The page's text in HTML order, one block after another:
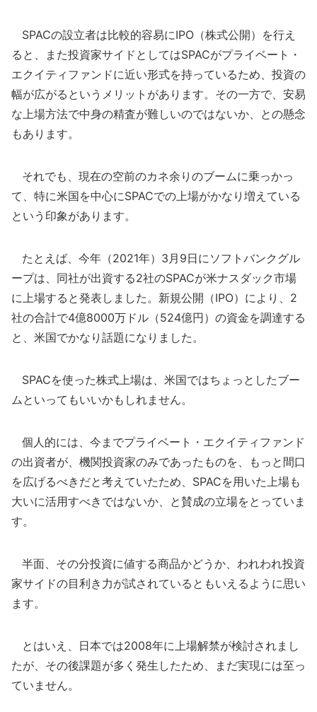
SPACの設立者は比較的容易にIPO（株式公開）を行え
ると、また投資家サイドとしてはSPACがプライベート・
エクイティファンドに近い形式を持っているため、投資の
幅が広がるというメリットがあります。その一方で、安易
な上場方法で中身の精査が難しいのではないか、との懸念
もあります。
それでも、現在の空前のカネ余りのブームに乗っかっ
て、特に米国を中心にSPACでの上場がかなり増えている
という印象があります。
たとえば、今年（2021年）3月9日にソフトバンクグル
ープは、同社が出資する2社のSPACが米ナスダック市場
に上場すると発表しました。新規公開（IPO）により、2
社の合計で4億8000万ドル（524億円）の資金を調達する
と、米国でかなり話題になりました。
SPACを使った株式上場は、米国ではちょっとしたブー
ムといってもいいかもしれません。
個人的には、今までプライベート・エクイティファンド
の出資者が、機関投資家のみであったものを、もっと間口
を広げるべきだと考えていたため、SPACを用いた上場も
大いに活用すべきではないか、と賛成の立場をとっていま
す。
半面、その分投資に値する商品かどうか、われわれ投資
家サイドの目利き力が試されているともいえるように思い
ます。
とはいえ、日本では2008年に上場解禁が検討されまし
たが、その後課題が多く発生したため、まだ実現には至っ
ていません。